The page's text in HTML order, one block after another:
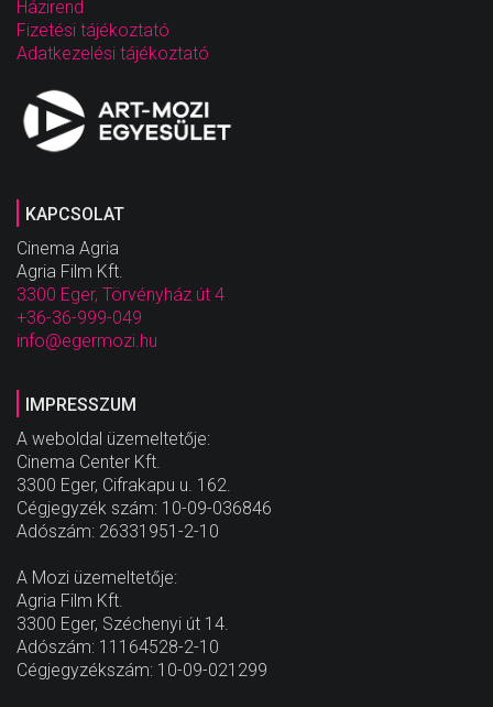
Házirend
Fizetési tájékoztató
Adatkezelési tájékoztató
KAPCSOLAT
Cinema Agria
Agria Film Kft.
3300 Eger, Törvényház út 4
+36-36-999-049
info@egermozi.hu
IMPRESSZUM
A weboldal üzemeltetője:
Cinema Center Kft.
3300 Eger, Cifrakapu u. 162.
Cégjegyzék szám: 10-09-036846
Adószám: 26331951-2-10
A Mozi üzemeltetője:
Agria Film Kft.
3300 Eger, Széchenyi út 14.
Adószám: 11164528-2-10
Cégjegyzékszám: 10-09-021299